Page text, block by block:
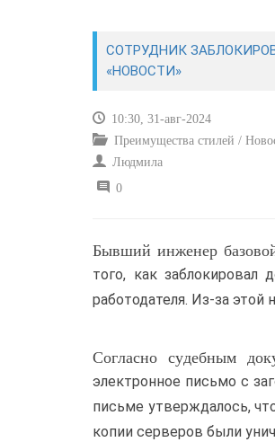
СОТРУДНИК
«НОВОСТИ»
10:30, 31-авг-2024
Преимущества стилей /
Людмила
0
Бывший инженер
того, как
работодателя. Из-за
Согласно судебным
электронное письмо с
письме утверждалось,
копии серверов были